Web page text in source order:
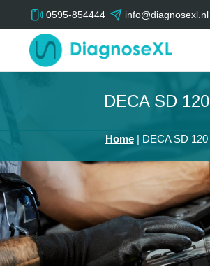
0595-854444 info@diagnosexl.nl
DECA SD 120
Home| DECA SD 120